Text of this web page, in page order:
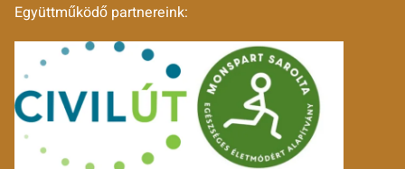
Együttműködő partnereink: